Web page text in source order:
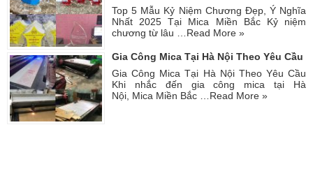
Top 5 Mẫu Kỷ Niệm Chương Đẹp, Ý Nghĩa
Nhất 2025 Tại Mica Miền Bắc Kỷ niệm
chương từ lâu … Read More »
Gia Công Mica Tại Hà Nội Theo Yêu Cầu
Gia Công Mica Tại Hà Nội Theo Yêu Cầu
Khi nhắc đến gia công mica tại Hà
Nội, Mica Miền Bắc …Read More »